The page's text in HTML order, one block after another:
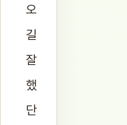
오
길
잘
했
단